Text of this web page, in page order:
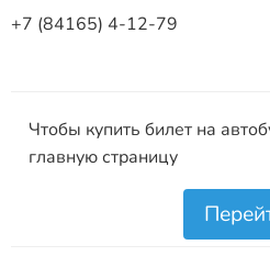
+7 (84165) 4-12-79
Чтобы купить билет на
главную страницу